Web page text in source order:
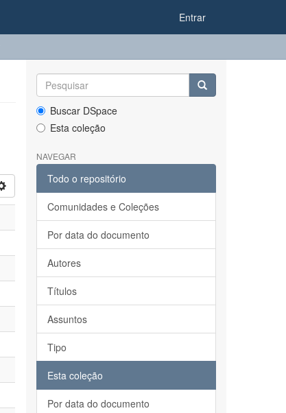
Entrar
Buscar DSpace
Esta coleção
NAVEGAR
Todo o repositório
Comunidades e Coleções
Por data do documento
Autores
Títulos
Assuntos
Tipo
Esta coleção
Por data do documento